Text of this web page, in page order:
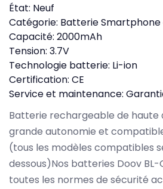
État: Neuf
Catégorie: Batterie
Capacité: 2000mAh
Tension: 3.7V
Technologie batterie: Li-ion
Certification: CE
Service et maintenance:
Batterie rechargeable de haute
grande autonomie et
(tous les modèles compatibles
dessous)Nos batteries Doov BL-
toutes les normes de sécurité